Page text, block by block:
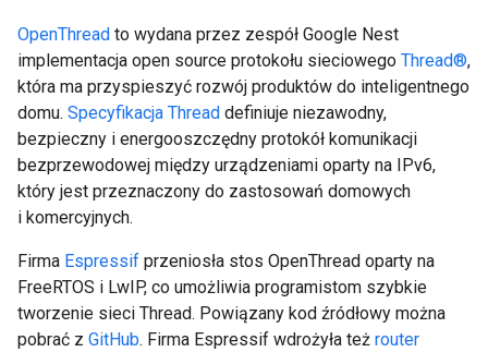
OpenThread to wydana przez zespół Google Nest
implementacja open source protokołu sieciowego Thread®,
która ma przyspieszyć rozwój produktów do inteligentnego
domu. Specyfikacja Thread definiuje niezawodny,
bezpieczny i energooszczędny protokół komunikacji
bezprzewodowej między urządzeniami oparty na IPv6,
który jest przeznaczony do zastosowań domowych
i komercyjnych.
Firma Espressif przeniosła stos OpenThread oparty na
FreeRTOS i LwIP, co umożliwia programistom szybkie
tworzenie sieci Thread. Powiązany kod źródłowy można
pobrać z GitHub. Firma Espressif wdrożyła też router